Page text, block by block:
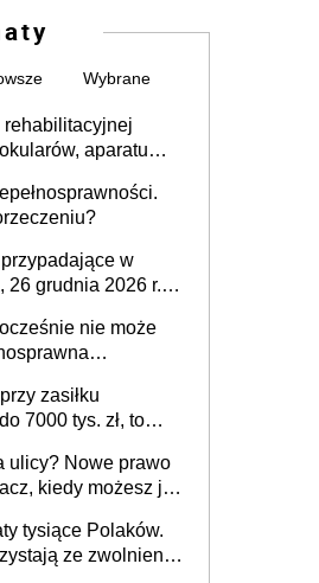
Wybrane
rehabilitacyjnej
aparatu
w
grudnia 2026 r.) –
i administracja
pytania
nie może
zasiłku
7000 tys. zł, to
ulicy? Nowe prawo
kiedy możesz je
tysiące Polaków.
ze zwolnienia